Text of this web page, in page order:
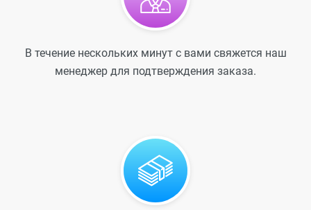
В течение нескольких минут с вами свяжется наш
менеджер для подтверждения заказа.